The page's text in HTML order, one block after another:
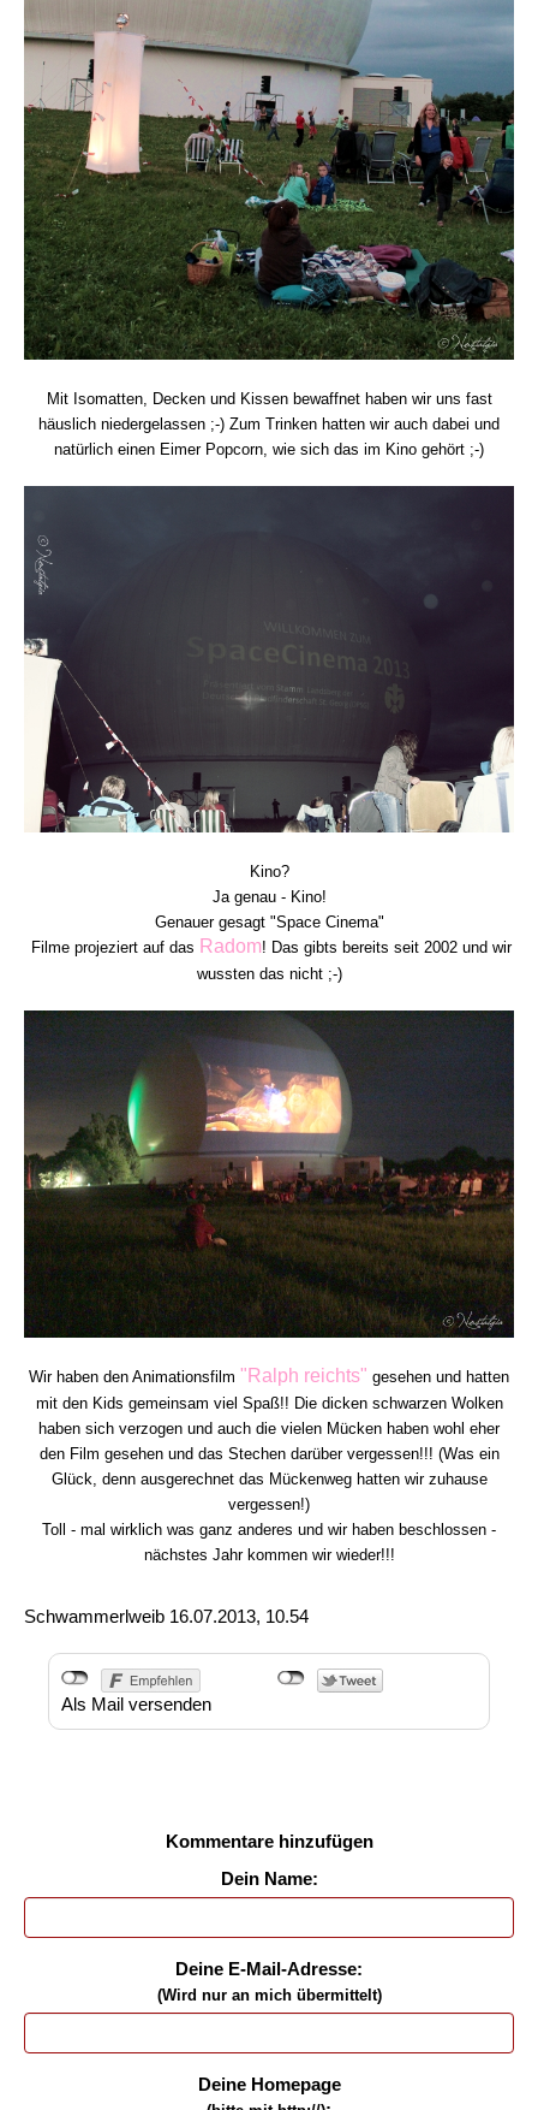
Mit Isomatten, Decken und Kissen bewaffnet haben wir uns fast
häuslich niedergelassen ;-) Zum Trinken hatten wir auch dabei und
natürlich einen Eimer Popcorn, wie sich das im Kino gehört ;-)
Kino?
Ja genau - Kino!
Genauer gesagt "Space Cinema"
Filme projeziert auf das Radom! Das gibts bereits seit 2002 und wir
wussten das nicht ;-)
Wir haben den Animationsfilm "Ralph reichts" gesehen und hatten
mit den Kids gemeinsam viel Spaß!! Die dicken schwarzen Wolken
haben sich verzogen und auch die vielen Mücken haben wohl eher
den Film gesehen und das Stechen darüber vergessen!!! (Was ein
Glück, denn ausgerechnet das Mückenweg hatten wir zuhause
vergessen!)
Toll - mal wirklich was ganz anderes und wir haben beschlossen -
nächstes Jahr kommen wir wieder!!!
Schwammerlweib 16.07.2013, 10.54
Als Mail versenden
Kommentare hinzufügen
Dein Name:
Deine E-Mail-Adresse:
(Wird nur an mich übermittelt)
Deine Homepage